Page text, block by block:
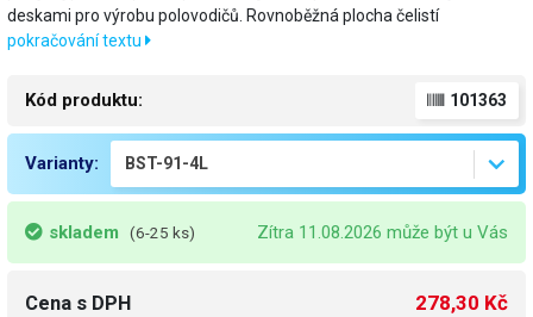
deskami pro výrobu polovodičů. Rovnoběžná plocha čelistí
pokračování textu
Kód produktu: 101363
Varianty:
skladem (6-25 ks) Zítra 11.08.2026 může být u Vás
Cena s DPH 278,30 Kč